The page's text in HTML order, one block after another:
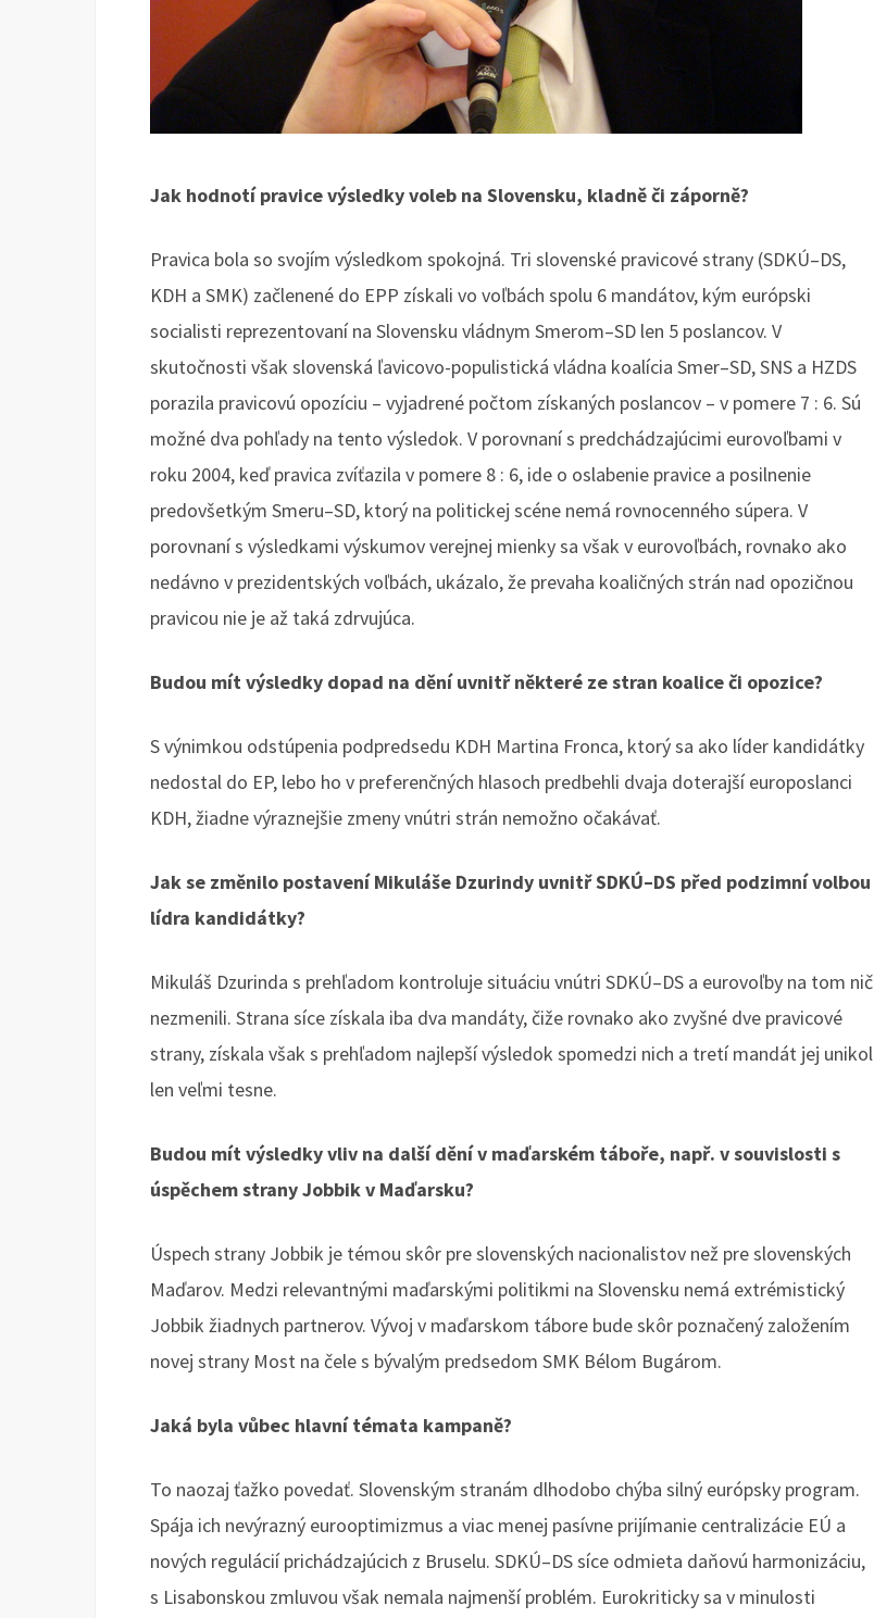
Jak hodnotí pravice výsledky voleb na Slovensku, kladně či záporně?
Pravica bola so svojím výsledkom spokojná. Tri slovenské pravicové strany (SDKÚ–DS,
KDH a SMK) začlenené do EPP získali vo voľbách spolu 6 mandátov, kým európski
socialisti reprezentovaní na Slovensku vládnym Smerom–SD len 5 poslancov. V
skutočnosti však slovenská ľavicovo-populistická vládna koalícia Smer–SD, SNS a HZDS
porazila pravicovú opozíciu – vyjadrené počtom získaných poslancov – v pomere 7 : 6. Sú
možné dva pohľady na tento výsledok. V porovnaní s predchádzajúcimi eurovoľbami v
roku 2004, keď pravica zvíťazila v pomere 8 : 6, ide o oslabenie pravice a posilnenie
predovšetkým Smeru–SD, ktorý na politickej scéne nemá rovnocenného súpera. V
porovnaní s výsledkami výskumov verejnej mienky sa však v eurovoľbách, rovnako ako
nedávno v prezidentských voľbách, ukázalo, že prevaha koaličných strán nad opozičnou
pravicou nie je až taká zdrvujúca.
Budou mít výsledky dopad na dění uvnitř některé ze stran koalice či opozice?
S výnimkou odstúpenia podpredsedu KDH Martina Fronca, ktorý sa ako líder kandidátky
nedostal do EP, lebo ho v preferenčných hlasoch predbehli dvaja doterajší europoslanci
KDH, žiadne výraznejšie zmeny vnútri strán nemožno očakávať.
Jak se změnilo postavení Mikuláše Dzurindy uvnitř SDKÚ–DS před podzimní volbou
lídra kandidátky?
Mikuláš Dzurinda s prehľadom kontroluje situáciu vnútri SDKÚ–DS a eurovoľby na tom nič
nezmenili. Strana síce získala iba dva mandáty, čiže rovnako ako zvyšné dve pravicové
strany, získala však s prehľadom najlepší výsledok spomedzi nich a tretí mandát jej unikol
len veľmi tesne.
Budou mít výsledky vliv na další dění v maďarském táboře, např. v souvislosti s
úspěchem strany Jobbik v Maďarsku?
Úspech strany Jobbik je témou skôr pre slovenských nacionalistov než pre slovenských
Maďarov. Medzi relevantnými maďarskými politikmi na Slovensku nemá extrémistický
Jobbik žiadnych partnerov. Vývoj v maďarskom tábore bude skôr poznačený založením
novej strany Most na čele s bývalým predsedom SMK Bélom Bugárom.
Jaká byla vůbec hlavní témata kampaně?
To naozaj ťažko povedať. Slovenským stranám dlhodobo chýba silný európsky program.
Spája ich nevýrazný eurooptimizmus a viac menej pasívne prijímanie centralizácie EÚ a
nových regulácií prichádzajúcich z Bruselu. SDKÚ–DS síce odmieta daňovú harmonizáciu,
s Lisabonskou zmluvou však nemala najmenší problém. Eurokriticky sa v minulosti